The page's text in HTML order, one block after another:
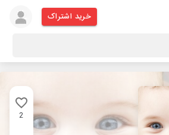
خرید اشتراک
2